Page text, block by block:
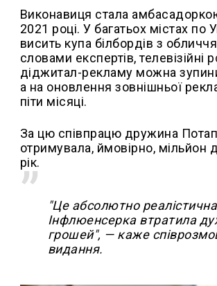
Виконавиця стала
2021 році. У багатьох містах по
висить купа білбордів з
словами експертів, телевізійні
діджитал-рекламу можна
а на оновлення зовнішньої
піти місяці.
За цю співпрацю дружина
отримувала, ймовірно, мільйон
рік.
"Це абсолютно
Інфлюенсерка втратила
грошей", — каже
видання.